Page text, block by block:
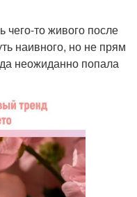
чего-то живого после
наивного, но не прям
неожиданно попала